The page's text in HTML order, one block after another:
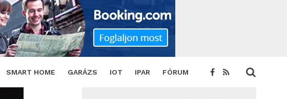
SMART HOME GARÁZS IOT IPAR FÓRUM
SHARE TWEET